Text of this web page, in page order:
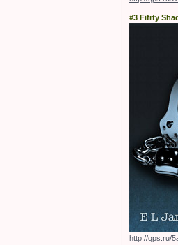
#3 Fifrty
http://qps.ru/